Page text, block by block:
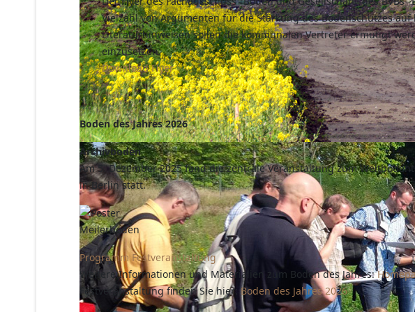
Vielzahl von Argumenten für die Stärkung des Bodenschutzes
Literaturhinweisen sollen die kommunalen Vertreter ermutigt
einzusetzen.
Download Flyer
Boden des Jahres 2026
Archivboden
Am 5. Dezember 2025 fand die zentrale Veranstaltung zum
in Berlin statt.
Programm Festveranstaltung
Weitere Informationen und Materialien zum Boden des Jahres:
Festveranstaltung finden Sie hier:Boden des Jahres 2026